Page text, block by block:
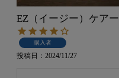
EZ（イージー）ケアー
購入者
投稿日 2024/11/27